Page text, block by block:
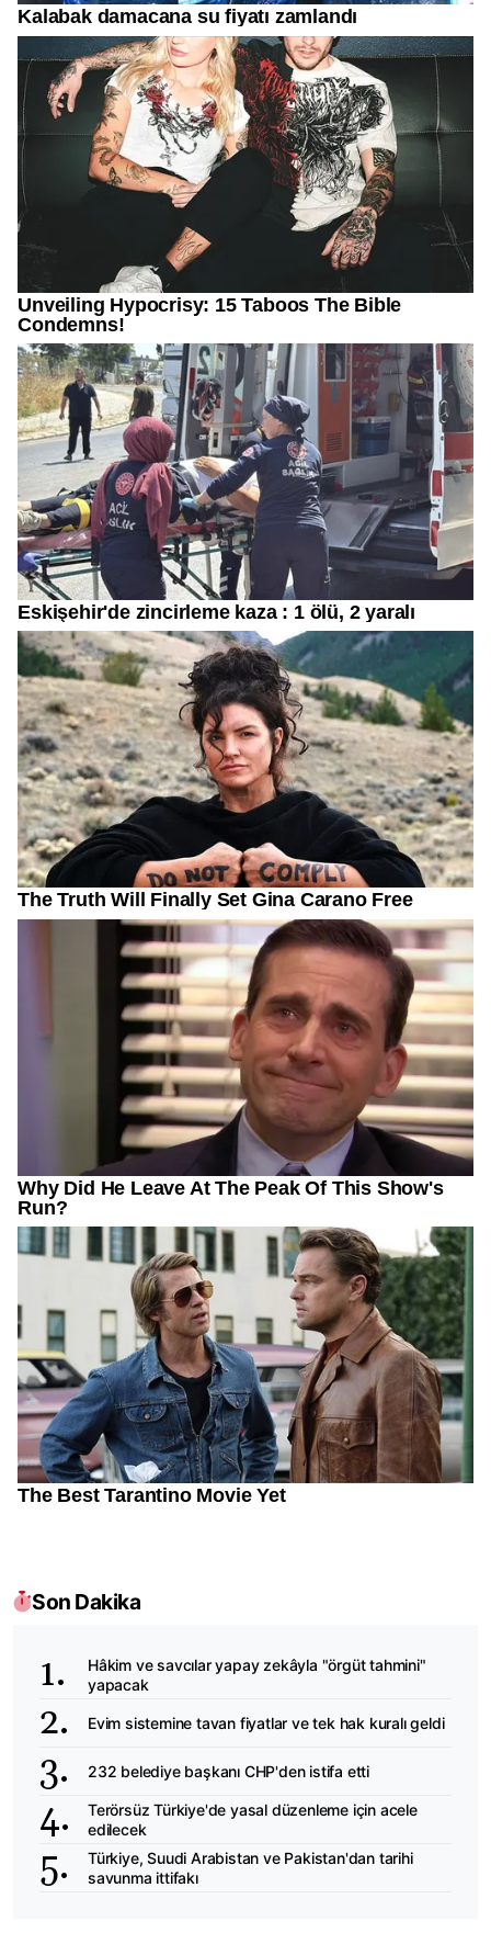
Son Dakika
Hâkim ve savcılar yapay zekâyla "örgüt tahmini"
yapacak
Evim sistemine tavan fiyatlar ve tek hak kuralı geldi
232 belediye başkanı CHP'den istifa etti
Terörsüz Türkiye'de yasal düzenleme için acele
edilecek
Türkiye, Suudi Arabistan ve Pakistan'dan tarihi
savunma ittifakı